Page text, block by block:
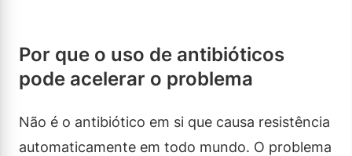
Por que o uso de antibióticos
pode acelerar o problema
Não é o antibiótico em si que causa resistência
automaticamente em todo mundo. O problema